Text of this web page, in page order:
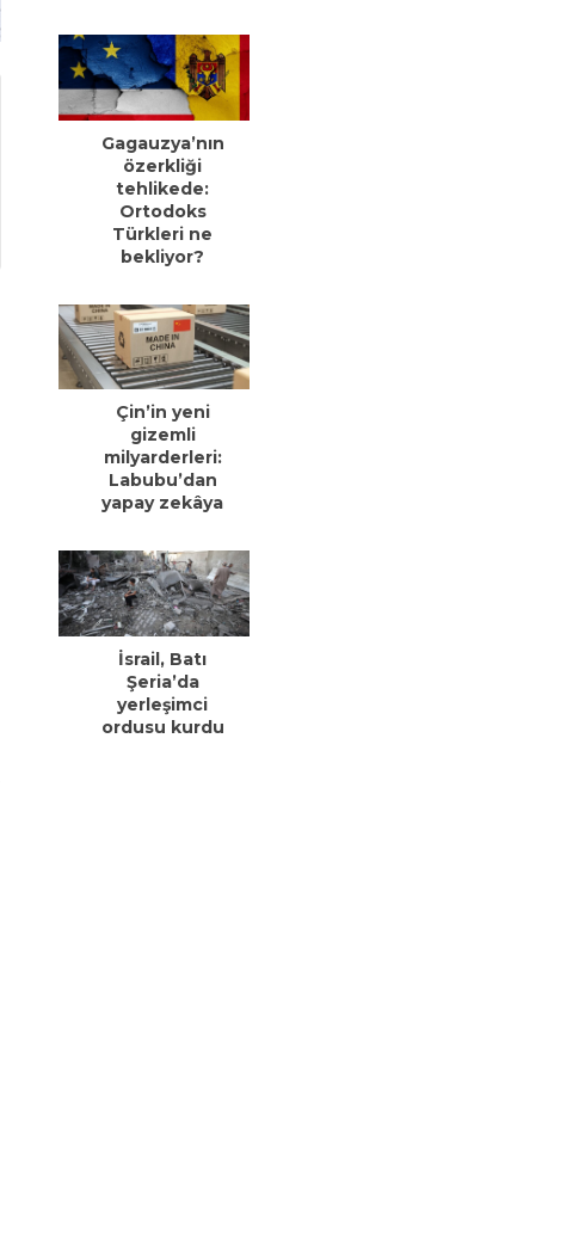
Gagauzya’nın
özerkliği
tehlikede:
Ortodoks
Türkleri ne
bekliyor?
Çin’in yeni
gizemli
milyarderleri:
Labubu’dan
yapay zekâya
İsrail, Batı
Şeria’da
yerleşimci
ordusu kurdu